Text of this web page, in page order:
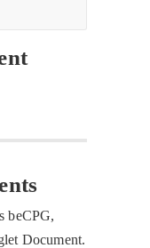
beCPG,
Document.